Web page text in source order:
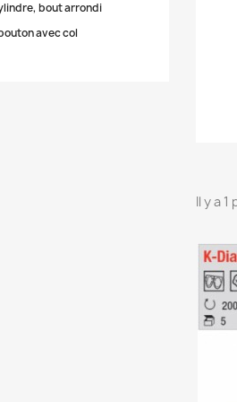
bout arrondi
avec col
Il y a